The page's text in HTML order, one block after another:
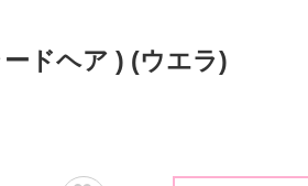
ドヘア ) (ウエラ)